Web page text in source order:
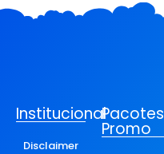
Institucional
Disclaimer
Pacotes
Promo